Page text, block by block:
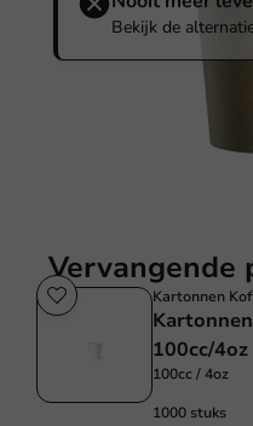
Bekijk de
Vervangende
Kartonnen
100cc/
100cc / 4oz
1000 stuks